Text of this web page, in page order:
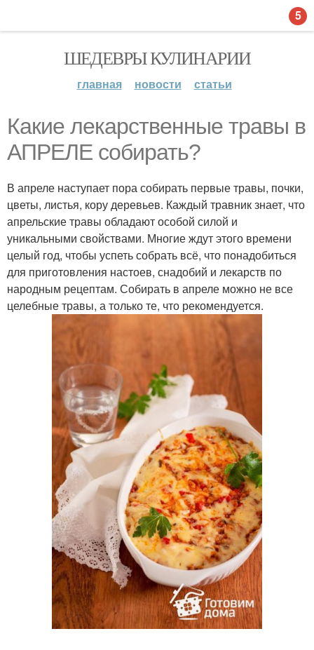
ШЕДЕВРЫ КУЛИНАРИИ
главная новости статьи
Какие лекарственные травы в
АПРЕЛЕ собирать?
В апреле наступает пора собирать первые травы, почки,
цветы, листья, кору деревьев. Каждый травник знает, что
апрельские травы обладают особой силой и
уникальными свойствами. Многие ждут этого времени
целый год, чтобы успеть собрать всё, что понадобиться
для приготовления настоев, снадобий и лекарств по
народным рецептам. Собирать в апреле можно не все
целебные травы, а только те, что рекомендуется.
5